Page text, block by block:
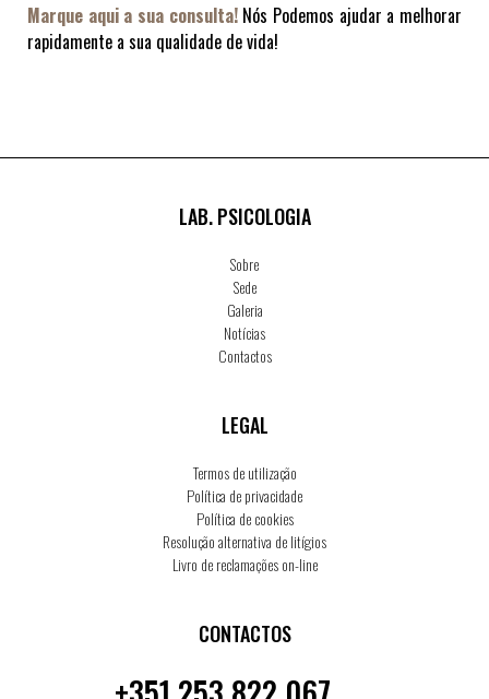
Marque aqui a sua consulta! Nós Podemos ajudar a melhorar
rapidamente a sua qualidade de vida!
LAB. PSICOLOGIA
Sobre
Sede
Galeria
Notícias
Contactos
LEGAL
Termos de utilização
Política de privacidade
Política de cookies
Resolução alternativa de litígios
Livro de reclamações on-line
CONTACTOS